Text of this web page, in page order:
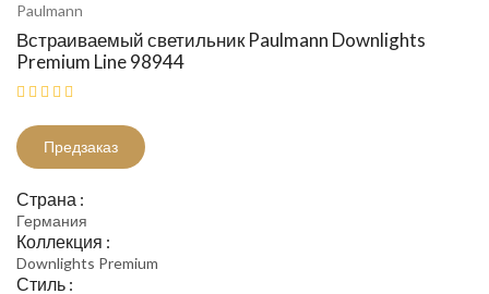
Paulmann
Встраиваемый светильник Paulmann Downlights
Premium Line 98944
Предзаказ
Страна :
Германия
Коллекция :
Downlights Premium
Стиль :